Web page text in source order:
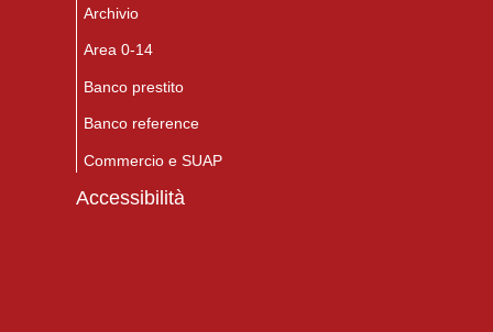
Archivio
Area 0-14
Banco prestito
Banco reference
Commercio e SUAP
Accessibilità